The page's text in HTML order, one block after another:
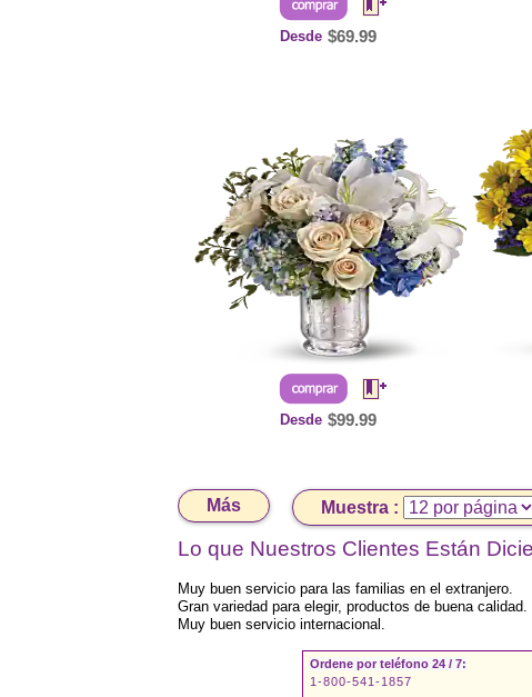
Desde $69.99
Desde $99.99
Más Muestra :
Lo que Nuestros Clientes Están
Muy buen servicio para las familias en el extranjero.
Gran variedad para elegir, productos de buena calidad.
Muy buen servicio internacional.
Ordene por teléfono 24 / 7:
1-800-541-1857